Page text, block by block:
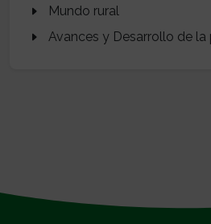
Mundo rural
Avances y Desarrollo de la